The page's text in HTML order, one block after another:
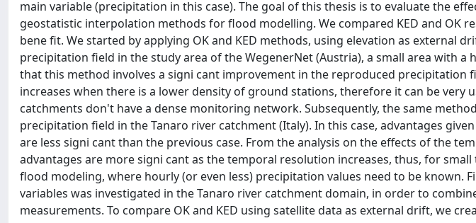
main variable (precipitation in this case). The goal of this thesis is to evaluate the
geostatistic interpolation methods for flood modelling. We compared KED and OK
bene fit. We started by applying OK and KED methods, using elevation as external
precipitation field in the study area of the WegenerNet (Austria), a small area with a
that this method involves a signi cant improvement in the reproduced precipitation
increases when there is a lower density of ground stations, therefore it can be very
catchments don't have a dense monitoring network. Subsequently, the same
precipitation field in the Tanaro river catchment (Italy). In this case, advantages
are less signi cant than the previous case. From the analysis on the effects of the
advantages are more signi cant as the temporal resolution increases, thus, for
flood modeling, where hourly (or even less) precipitation values need to be known.
variables was investigated in the Tanaro river catchment domain, in order to
measurements. To compare OK and KED using satellite data as external drift, we